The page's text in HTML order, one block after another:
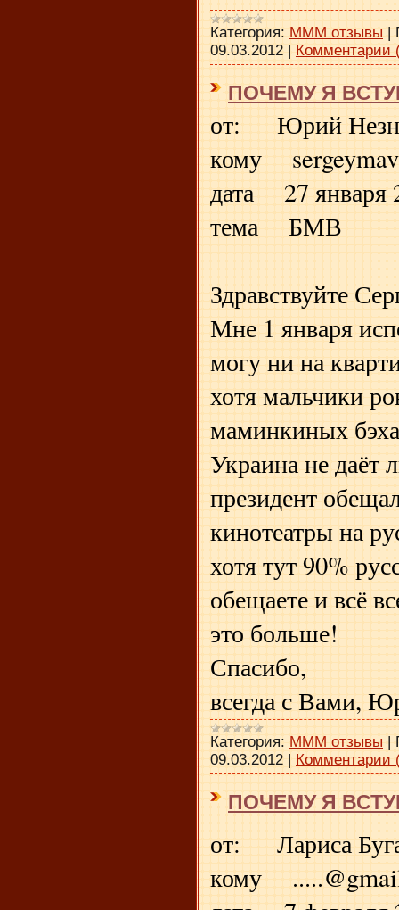
Категория: МММ отзывы |
09.03.2012 | Комментарии
ПОЧЕМУ Я
от: Юрий
кому
дата 27 января
тема БМВ
Здравствуйте
Мне 1 января
могу ни на
хотя мальчики
маминкиных
Украина не
президент
кинотеатры на
хотя тут 90%
обещаете и всё
это больше!
Спасибо,
всегда с Вами,
Категория: МММ отзывы |
09.03.2012 | Комментарии
ПОЧЕМУ Я
от: Лариса
кому